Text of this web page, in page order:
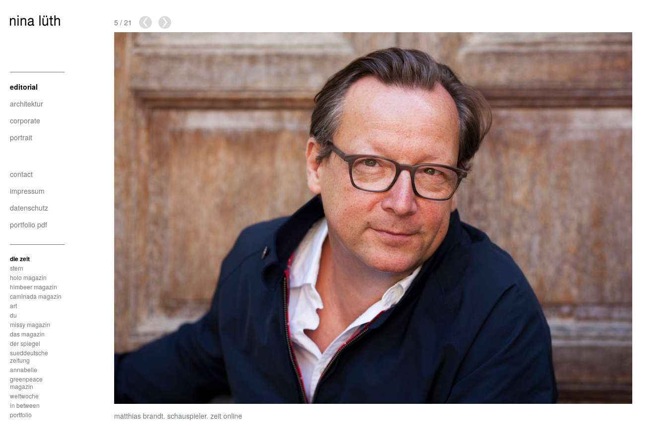
editorial
architektur
corporate
portrait
contact
impressum
datenschutz
portfolio pdf
die zeit
stern
holo magazin
himbeer magazin
caminada magazin
art
du
missy magazin
das magazin
der spiegel
sueddeutsche
zeitung
annabelle
greenpeace
magazin
weltwoche
in between
portfolio
5 / 21
matthias brandt. schauspieler. zeit online